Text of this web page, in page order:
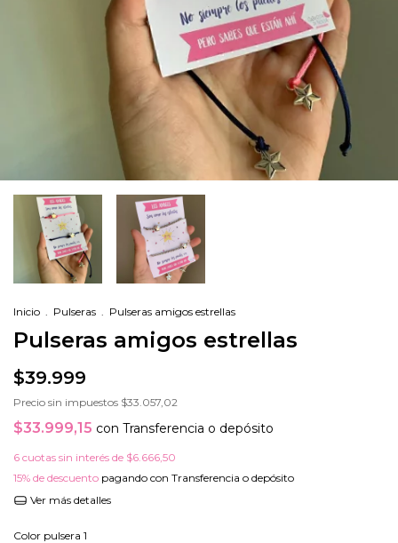
Inicio . Pulseras . Pulseras amigos estrellas
Pulseras amigos estrellas
$39.999
Precio sin impuestos $33.057,02
$33.999,15 con Transferencia o depósito
6 cuotas sin interés de $6.666,50
15% de descuento pagando con Transferencia o depósito
Ver más detalles
Color pulsera 1